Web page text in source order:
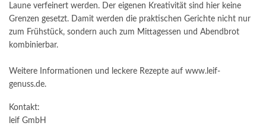
Laune verfeinert werden. Der eigenen Kreativität sind hier keine
Grenzen gesetzt. Damit werden die praktischen Gerichte nicht nur
zum Frühstück, sondern auch zum Mittagessen und Abendbrot
kombinierbar.
Weitere Informationen und leckere Rezepte auf www.leif-
genuss.de.
Kontakt:
leif GmbH